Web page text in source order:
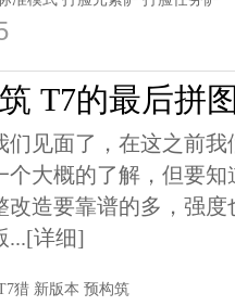
T7的最后拼
们见面了，在这之前
大概的了解，但要
改造要靠谱的多，强
...[详细]
猎 新版本 预构筑